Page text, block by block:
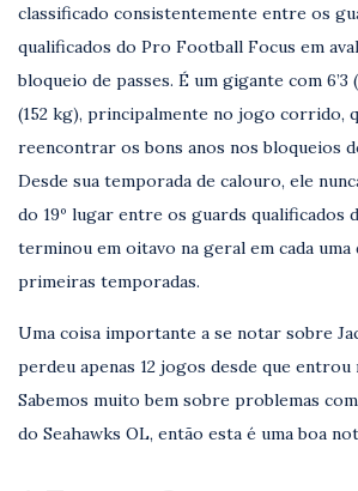
classificado consistentemente entre os
qualificados do Pro Football Focus em
bloqueio de passes. É um gigante com 6’3
(152 kg), principalmente no jogo corrido,
reencontrar os bons anos nos bloqueios
Desde sua temporada de calouro, ele
do 19º lugar entre os guards qualificados
terminou em oitavo na geral em cada uma
primeiras temporadas.
Uma coisa importante a se notar sobre
perdeu apenas 12 jogos desde que entrou
Sabemos muito bem sobre problemas
do Seahawks OL, então esta é uma boa